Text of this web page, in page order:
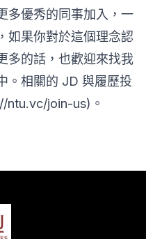
多優秀的同事加入，一
如果你對於這個理念認
多的話，也歡迎來找我
。相關的 JD 與履歷投
ntu.vc/join-us)。